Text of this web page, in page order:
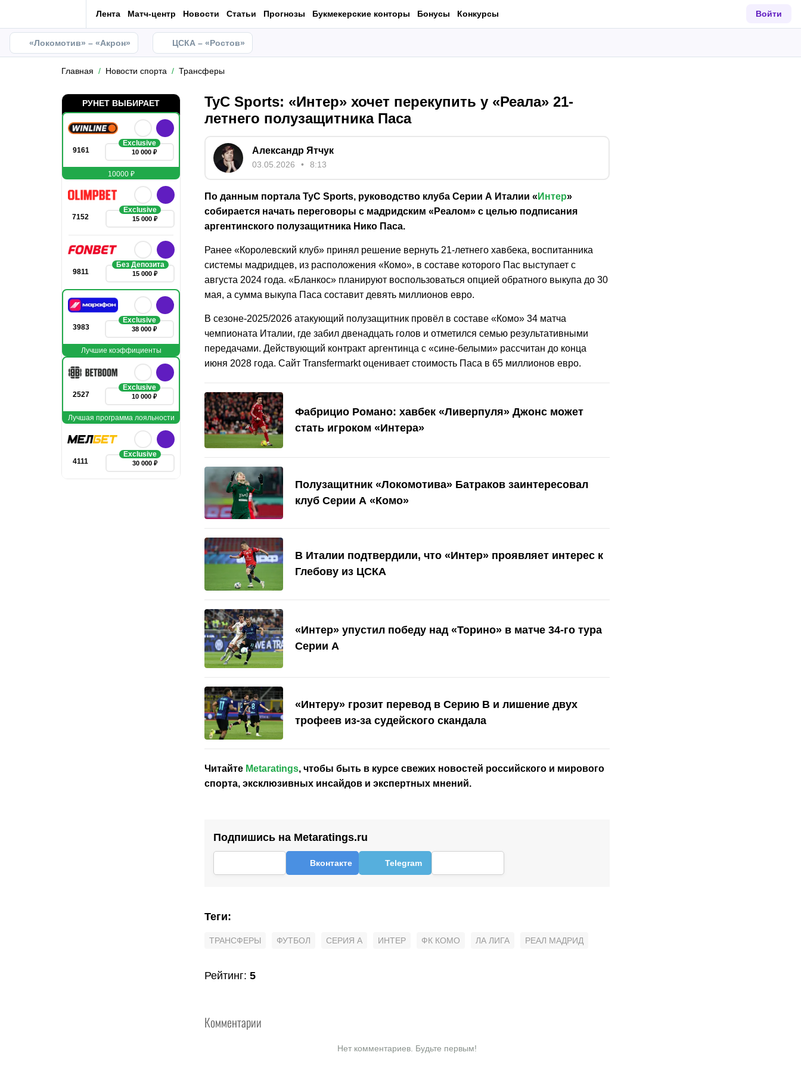
Лента Матч-центр Новости Статьи Прогнозы Букмекерские конторы Бонусы Конкурсы Войти
«Локомотив» – «Акрон» ЦСКА – «Ростов»
Главная Новости спорта Трансферы
TyC Sports: «Интер» хочет перекупить у «Реала» 21-
летнего полузащитника Паса
Александр Ятчук
03.05.2026 8:13
По данным портала TyC Sports, руководство клуба Серии А Италии « Интер»
собирается начать переговоры с мадридским «Реалом» с целью подписания
аргентинского полузащитника Нико Паса.
Ранее «Королевский клуб» принял решение вернуть 21-летнего хавбека, воспитанника
системы мадридцев, из расположения «Комо», в составе которого Пас выступает с
августа 2024 года. «Бланкос» планируют воспользоваться опцией обратного выкупа до 30
мая, а сумма выкупа Паса составит девять миллионов евро.
В сезоне-2025/2026 атакующий полузащитник провёл в составе «Комо» 34 матча
чемпионата Италии, где забил двенадцать голов и отметился семью результативными
передачами. Действующий контракт аргентинца с «сине-белыми» рассчитан до конца
июня 2028 года. Сайт Transfermarkt оценивает стоимость Паса в 65 миллионов евро.
Фабрицио Романо: хавбек «Ливерпуля» Джонс может
стать игроком «Интера»
Полузащитник «Локомотива» Батраков заинтересовал
клуб Серии А «Комо»
В Италии подтвердили, что «Интер» проявляет интерес к
Глебову из ЦСКА
«Интер» упустил победу над «Торино» в матче 34-го тура
Серии А
«Интеру» грозит перевод в Серию B и лишение двух
трофеев из-за судейского скандала
Читайте Metaratings, чтобы быть в курсе свежих новостей российского и мирового
спорта, эксклюзивных инсайдов и экспертных мнений.
Подпишись на Metaratings.ru
Вконтакте Telegram
Теги:
ТРАНСФЕРЫ ФУТБОЛ СЕРИЯ А ИНТЕР ФК КОМО ЛА ЛИГА РЕАЛ МАДРИД
Рейтинг: 5
Комментарии
Нет комментариев. Будьте первым!
РУНЕТ ВЫБИРАЕТ
9161
Exclusive
10 000 ₽
10000 ₽
7152
Exclusive
15 000 ₽
9811
Без Депозита
15 000 ₽
3983
Exclusive
38 000 ₽
Лучшие коэффициенты
2527
Exclusive
10 000 ₽
Лучшая программа лояльности
4111
Exclusive
30 000 ₽